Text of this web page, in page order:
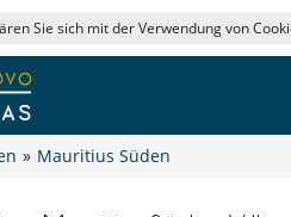
Sie sich mit der Verwendung von
» Mauritius Süden